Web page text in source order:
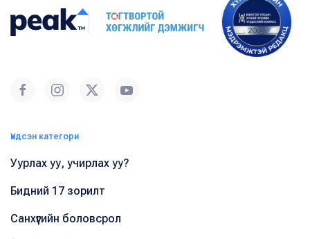
Үндсэн категори
Уурлах уу, учирлах уу?
Бидний 17 зорилт
Санхүүгийн боловсрол